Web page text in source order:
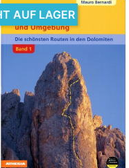
AUF LAGER